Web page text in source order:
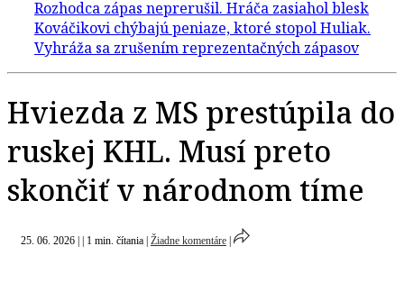
Hviezda z MS prestúpila do
ruskej KHL. Musí preto
skončiť v národnom tíme
25. 06. 2026 1 min. čítania Žiadne komentáre